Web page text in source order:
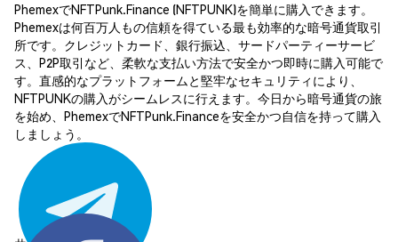
PhemexでNFTPunk.Finance (NFTPUNK)を簡単に購入できます。
Phemexは何百万人もの信頼を得ている最も効率的な暗号通貨取引
所です。クレジットカード、銀行振込、サードパーティーサービ
ス、P2P取引など、柔軟な支払い方法で安全かつ即時に購入可能で
す。直感的なプラットフォームと堅牢なセキュリティにより、
NFTPUNKの購入がシームレスに行えます。今日から暗号通貨の旅
を始め、PhemexでNFTPunk.Financeを安全かつ自信を持って購入
しましょう。